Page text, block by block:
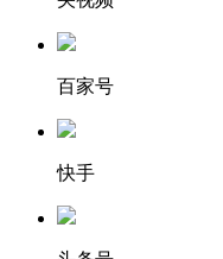
百家号
快手